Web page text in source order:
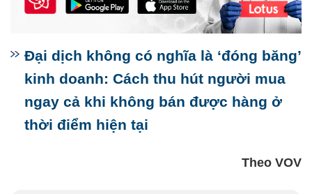
Đại dịch không có nghĩa là ‘đóng băng’
kinh doanh: Cách thu hút người mua
ngay cả khi không bán được hàng ở
thời điểm hiện tại
Theo VOV